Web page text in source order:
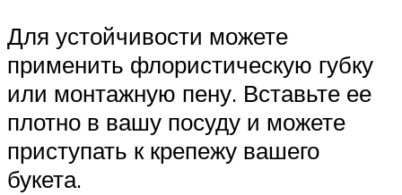
Для устойчивости можете
применить флористическую губку
или монтажную пену. Вставьте ее
плотно в вашу посуду и можете
приступать к крепежу вашего
букета.